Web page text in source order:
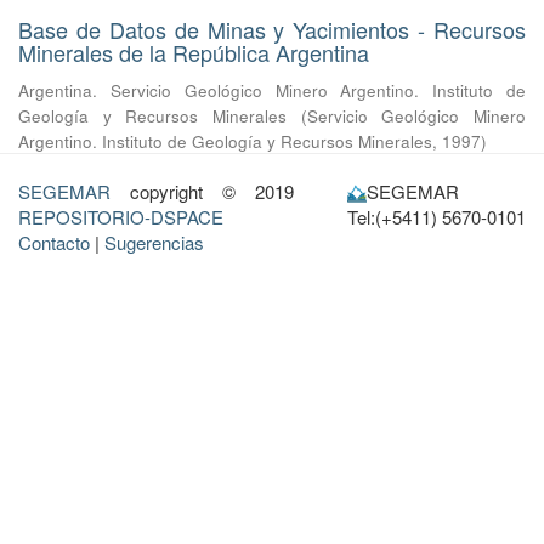
Base de Datos de Minas y Yacimientos - Recursos
Minerales de la República Argentina
Argentina. Servicio Geológico Minero Argentino. Instituto de
Geología y Recursos Minerales
(Servicio Geológico Minero
Argentino. Instituto de Geología y Recursos Minerales, 1997)
SEGEMAR copyright © 2019
REPOSITORIO-DSPACE
Contacto | Sugerencias
SEGEMAR
Tel:(+5411) 5670-0101